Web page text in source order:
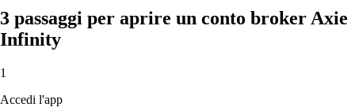
3 passaggi per aprire un conto broker Axie
Infinity
1
Accedi l'app